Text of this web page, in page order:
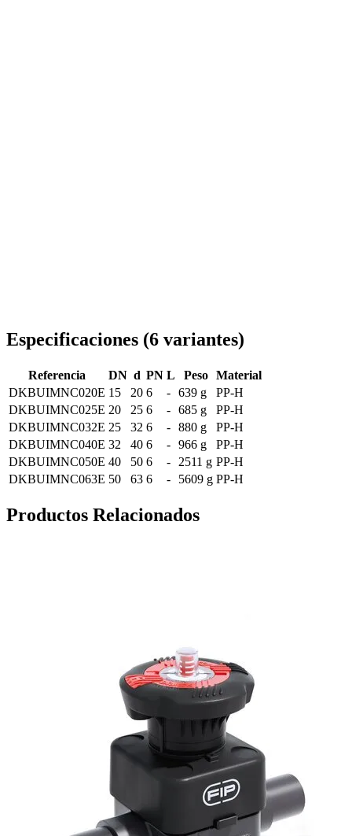
Especificaciones (6 variantes)
Referencia DN d PN L Peso
Material
DKBUIMNC020E 15 20 6 - 639 g
PP-H
DKBUIMNC025E 20 25 6 - 685 g
PP-H
DKBUIMNC032E 25 32 6 - 880 g
PP-H
DKBUIMNC040E 32 40 6 - 966 g
PP-H
DKBUIMNC050E 40 50 6 - 2511 g PP-H
DKBUIMNC063E 50 63 6 - 5609 g PP-H
Productos Relacionados